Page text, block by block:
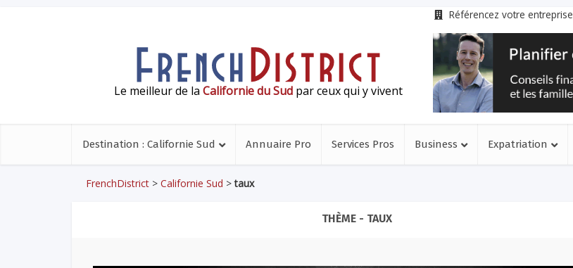
Référencez votre entreprise
Le meilleur de la Californie du Sud par ceux qui y vivent
Destination : Californie Sud Annuaire Pro Services Pros Business Expatriation
FrenchDistrict > Californie Sud >taux
THÈME - TAUX